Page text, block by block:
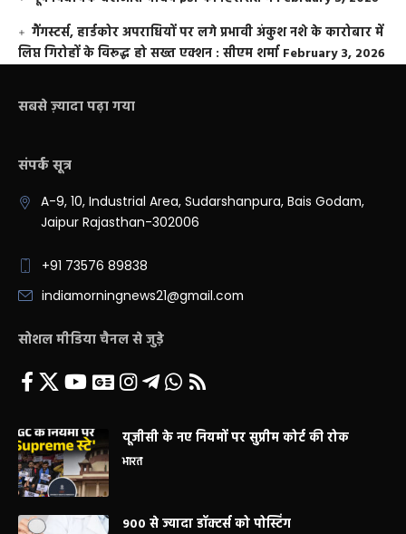
गैंगस्टर्स, हार्डकोर अपराधियों पर लगे प्रभावी अंकुश नशे के कारोबार में
लिप्त गिरोहों के विरूद्ध हो सख्त एक्शन : सीएम शर्मा February 3, 2026
सबसे ज़्यादा पढ़ा गया
संपर्क सूत्र
A-9, 10, Industrial Area, Sudarshanpura, Bais Godam,
Jaipur Rajasthan-302006
+91 73576 89838
indiamorningnews21@gmail.com
सोशल मीडिया चैनल से जुड़े
यूजीसी के नए नियमों पर सुप्रीम कोर्ट की रोक
भारत
900 से ज्यादा डॉक्टर्स को पोस्टिंग